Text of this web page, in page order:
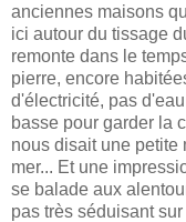
anciennes maisons
ici autour du tissage
remonte dans le
pierre, encore
d'électricité, pas
basse pour garder la
nous disait une petite
mer... Et une
se balade aux
pas très séduisant